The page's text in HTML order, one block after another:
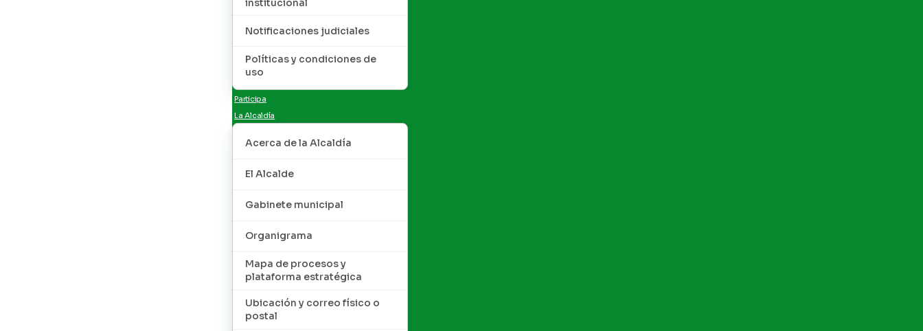
Notificaciones judiciales
Políticas y condiciones de
uso
Participa
La Alcaldía
Acerca de la Alcaldía
El Alcalde
Gabinete municipal
Organigrama
Mapa de procesos y
plataforma estratégica
Ubicación y correo físico o
postal